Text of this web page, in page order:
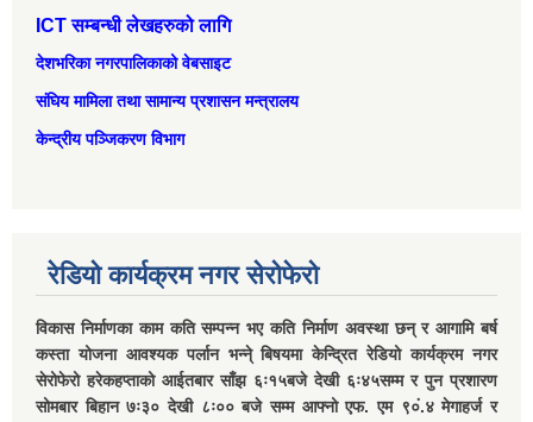
ICT सम्बन्धी लेखहरुको लागि
देशभरिका नगरपालिकाको वेबसाइट
संघिय मामिला तथा सामान्‍य प्रशासन मन्त्रालय
केन्द्रीय पञ्जिकरण विभाग
रेडियो कार्यक्रम नगर सेरोफेरो
विकास निर्माणका काम कति सम्पन्न भए कति निर्माण अवस्था छन् र आगामि बर्ष
कस्ता योजना आवश्यक पर्लान भन्ने् बिषयमा केन्द्रित रेडियो कार्यक्रम नगर
सेरोफेरो हरेकहप्ताको आईतबार साँझ ६ः१५बजे देखी ६ः४५सम्म र पुन प्रशारण
सोमबार बिहान ७ः३० देखी ८ः०० बजे सम्म आफ्नो एफ. एम ९०ं.४ मेगाहर्ज र